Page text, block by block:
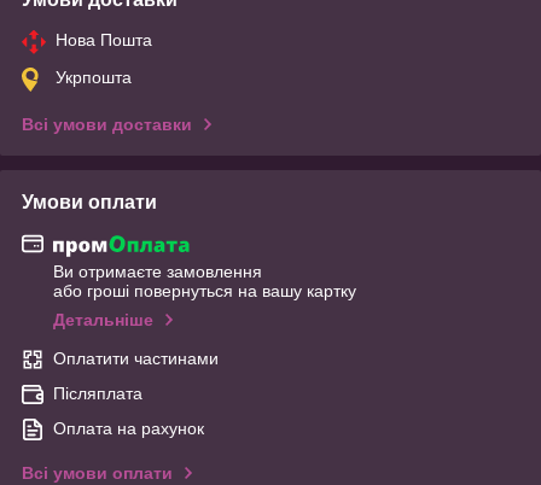
Нова Пошта
Укрпошта
Всі умови доставки
Умови оплати
Ви отримаєте замовлення
або гроші повернуться на вашу картку
Детальніше
Оплатити частинами
Післяплата
Оплата на рахунок
Всі умови оплати